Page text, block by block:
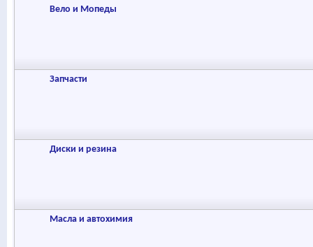
Вело и Мопеды
Запчасти
Диски и резина
Масла и автохимия